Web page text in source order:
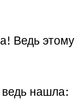
Ведь
нашла: